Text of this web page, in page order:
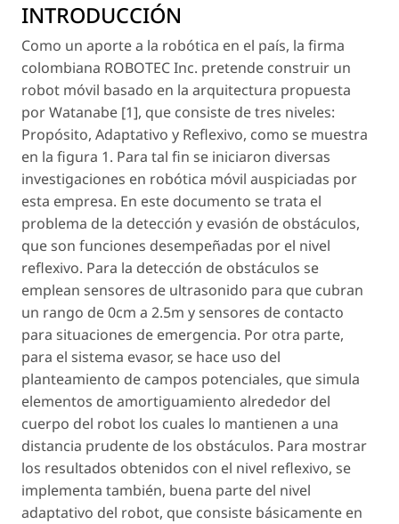
INTRODUCCIÓN
Como un aporte a la robótica en el país, la firma
colombiana ROBOTEC Inc. pretende construir un
robot móvil basado en la arquitectura propuesta
por Watanabe [1], que consiste de tres niveles:
Propósito, Adaptativo y Reflexivo, como se muestra
en la figura 1. Para tal fin se iniciaron diversas
investigaciones en robótica móvil auspiciadas por
esta empresa. En este documento se trata el
problema de la detección y evasión de obstáculos,
que son funciones desempeñadas por el nivel
reflexivo. Para la detección de obstáculos se
emplean sensores de ultrasonido para que cubran
un rango de 0cm a 2.5m y sensores de contacto
para situaciones de emergencia. Por otra parte,
para el sistema evasor, se hace uso del
planteamiento de campos potenciales, que simula
elementos de amortiguamiento alrededor del
cuerpo del robot los cuales lo mantienen a una
distancia prudente de los obstáculos. Para mostrar
los resultados obtenidos con el nivel reflexivo, se
implementa también, buena parte del nivel
adaptativo del robot, que consiste básicamente en